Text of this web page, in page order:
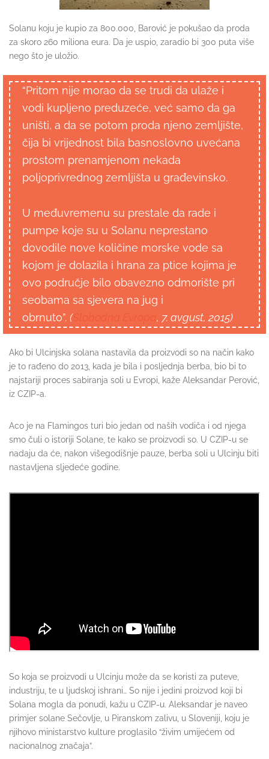
Solanu koju je kupio za 800.000, Barović je pokušao da proda
za skoro 260 miliona eura. Da je uspio, zaradio bi 300 puta više
nego što je uložio.
“Pritom nije morao da se trudi da ulaže i
vodi kupljeno preduzeće, već samo da ga
uništi, a da se potom proda njeno zemljište,
čija bi vrijednost bila basnoslovno uvećana
prostom prenamjenom nekada
poljoprivrednog zemljišta u građevinsko.
U međuvremenu su prestale da rade i
pumpe koje su u Solanu neprestano
dovodile nove količine morske vode sa
kojom je dolazila i hrana za ptice kojima je
ovo područje bilo obavezno odmorište pri
seobama sa sjevera na jug i
obrnuto”. (Slobodna Evropa, 7. avgust, 2015)
Ako bi Ulcinjska solana nastavila da proizvodi so na način kako
je to rađeno do 2013, kada je bila i posljednja berba, bio bi to
najstariji proces sabiranja soli u Evropi, kaže Aleksandar Perović,
iz CZIP-a.
Aco je na Flamingos turi bio jedan od naših vodiča i od njega
smo čuli o istoriji Solane, te kako se proizvodi so. U CZIP-u se
nadaju da će, nakon višegodišnje pauze, berba soli u Ulcinju biti
nastavljena sljedeće godine.
So koja se proizvodi u Ulcinju može da se koristi za puteve,
industriju, te u ljudskoj ishrani… So nije i jedini proizvod koji bi
Solana mogla da ponudi, kažu u CZIP-u. Aleksandar je naveo
primjer solane Sečovlje, u Piranskom zalivu, u Sloveniji, koju je
njihovo ministarstvo kulture proglasilo “živim umijećem od
nacionalnog značaja”.